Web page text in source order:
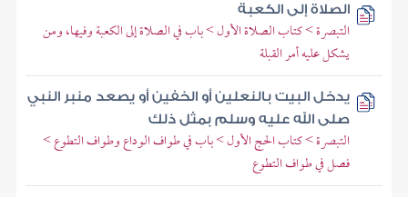
الصلاة إلى الكعبة
التبصرة > كتاب الصلاة الأول > باب في الصلاة إلى الكعبة وفيها، ومن
يشكل عليه أمر القبلة
يدخل البيت بالنعلين أو الخفين أو يصعد منبر النبي
صلى الله عليه وسلم بمثل ذلك
التبصرة > كتاب الحج الأول > باب في طواف الوداع وطواف التطوع >
فصل في طواف التطوع